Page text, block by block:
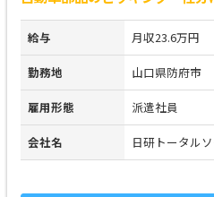
給与 月収23.6万円
勤務地 山口県防府市
雇用形態 派遣社員
会社名 日研トータル